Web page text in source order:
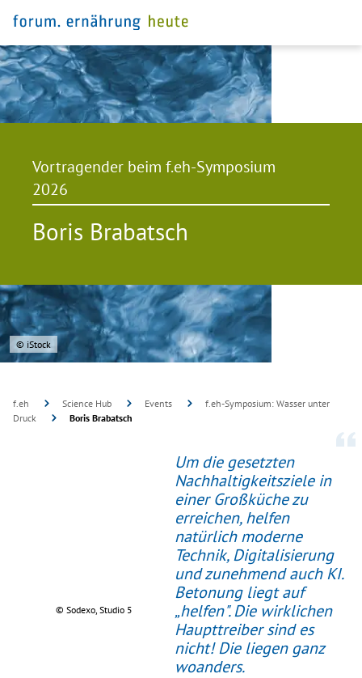
© iStock
Vortragender beim f.eh-Symposium
2026
Boris Brabatsch
f.eh Science Hub Events
f.eh-Symposium: Wasser unter
Druck
Boris Brabatsch
© Sodexo, Studio 5
Um die gesetzten
Nachhaltigkeitsziele in
einer Großküche zu
erreichen, helfen
natürlich moderne
Technik, Digitalisierung
und zunehmend auch KI.
Betonung liegt auf
„helfen". Die wirklichen
Haupttreiber sind es
nicht! Die liegen ganz
woanders.